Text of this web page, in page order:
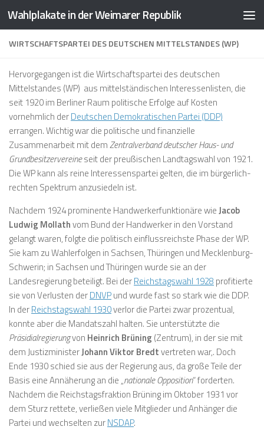
Zum Inhalt springen
Wahlplakate in der Weimarer Republik
WIRTSCHAFTSPARTEI DES DEUTSCHEN MITTELSTANDES (WP)
Hervorgegangen ist die Wirtschaftspartei des deutschen
Mittelstandes (WP) aus mittelständischen Interessenlisten, die
seit 1920 im Berliner Raum politische Erfolge auf Kosten
vornehmlich derDeutschen Demokratischen Partei (DDP)
errangen. Wichtig war die politische und finanzielle
Zusammenarbeit mit demZentralverband deutscher Haus- und
Grundbesitzervereineseit der preußischen Landtagswahl von 1921.
Die WP kann als reine Interessenspartei gelten, die im bürgerlich-
rechten Spektrum anzusiedeln ist.
Nachdem 1924 prominente Handwerkerfunktionäre wieJacob
Ludwig Mollathvom Bund der Handwerker in den Vorstand
gelangt waren, folgte die politisch einflussreichste Phase der WP.
Sie kam zu Wahlerfolgen in Sachsen, Thüringen und Mecklenburg-
Schwerin; in Sachsen und Thüringen wurde sie an der
Landesregierung beteiligt. Bei derReichstagswahl 1928 profitierte
sie von Verlusten derDNVPund wurde fast so stark wie die DDP.
In derReichstagswahl 1930verlor die Partei zwar prozentual,
konnte aber die Mandatszahl halten. Sie unterstützte die
Präsidialregierungvon Heinrich Brüning (Zentrum), in der sie mit
dem JustizministerJohann Viktor Bredtvertreten war,. Doch
Ende 1930 schied sie aus der Regierung aus, da große Teile der
Basis eine Annäherung an die „nationale Opposition“ forderten.
Nachdem die Reichstagsfraktion Brüning im Oktober 1931 vor
dem Sturz rettete, verließen viele Mitglieder und Anhänger die
Partei und wechselten zurNSDAP.